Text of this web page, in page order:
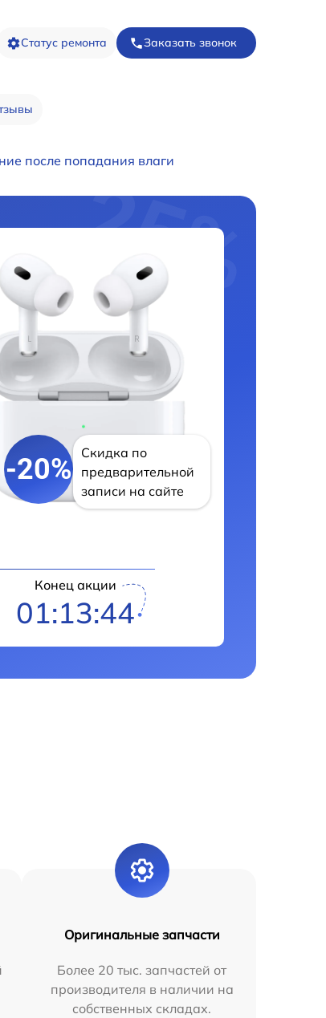
Статус ремонта Заказать звонок
после попадания влаги
-20%
Скидка по
предварительной
записи на сайте
Конец акции
01:13:43
Оригинальные запчасти
Более 20 тыс. запчастей от
производителя в наличии на
собственных складах.